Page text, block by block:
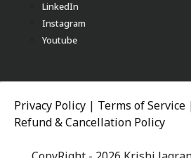
LinkedIn
Instagram
Youtube
Privacy Policy Terms of Service
Refund & Cancellation Policy